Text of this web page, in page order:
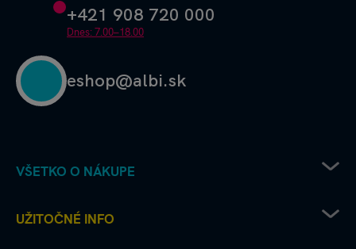
+421 908 720 000
Dnes: 7.00–18.00
eshop@albi.sk
VŠETKO O NÁKUPE
Recenzie a hodnotenia - ako to chodí u nás
UŽITOČNÉ INFO